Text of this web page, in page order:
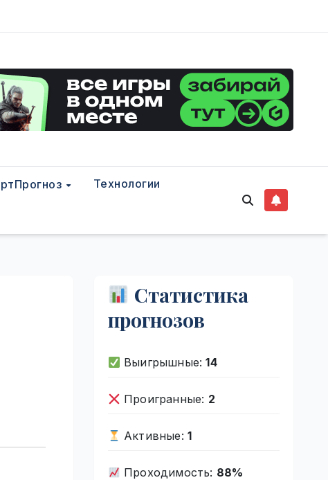
Технологии
Статистика
прогнозов
Выигрышные:14
Проигранные: 2
Активные: 1
Проходимость: 88%